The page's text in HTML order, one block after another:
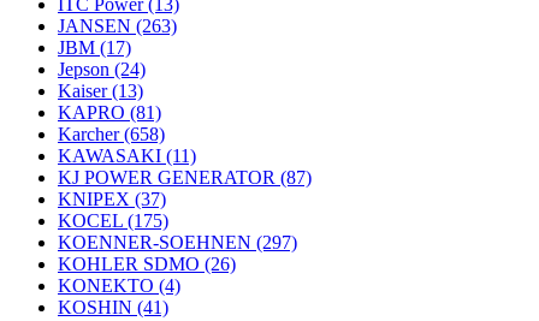
ITC Power(13)
JANSEN (263)
JBM (17)
Jepson (24)
Kaiser(13)
KAPRO (81)
Karcher(658)
KAWASAKI (11)
KJ POWER GENERATOR (87)
KNIPEX (37)
KOCEL (175)
KOENNER-SOEHNEN (297)
KOHLER SDMO (26)
KONEKTO (4)
KOSHIN (41)